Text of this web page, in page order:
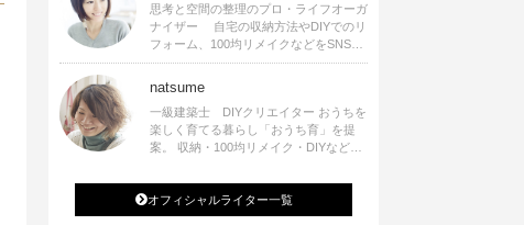
思考と空間の整理のプロ・ライフオーガ
ナイザー 自宅の収納方法やDIYでのリ
フォーム、100均リメイクなどをSNSで
公開中。 収納やリメイク、インテリア
シピ提供、店舗プロデュース 2016年９
月に宝島社より【Rumiのおうち時間を
楽しむインテリア】を出版しました。
natsume
一級建築士 DIYクリエイター おうちを
楽しく育てる暮らし「おうち育」を提
案。 収納・100均リメイク・DIYなどお
発信中。 著書 なつめさんちの新しい
のになつかしいアンティークな部屋つく
り 雑誌掲載・TV出演・コラム執筆・
オフィシャルライター一覧